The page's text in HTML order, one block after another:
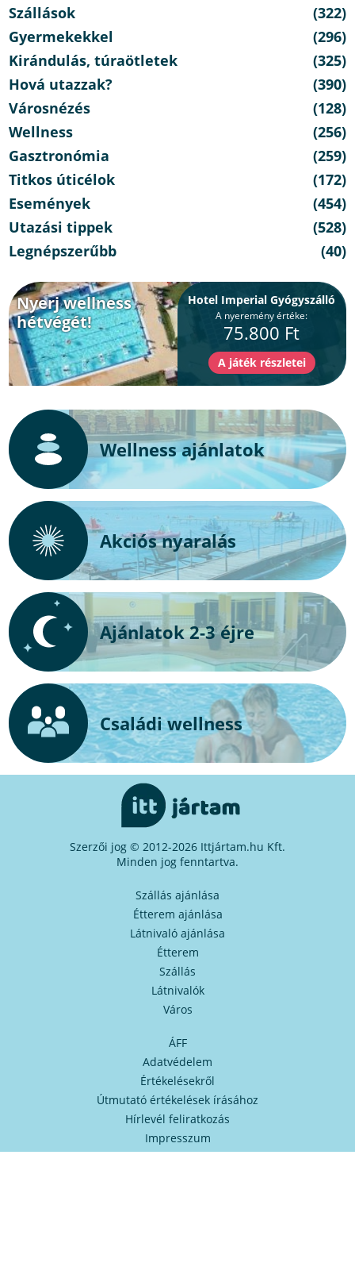
Szállások
(322)
Gyermekekkel
(296)
Kirándulás, túraötletek
(325)
Hová utazzak?
(390)
Városnézés
(128)
Wellness
(256)
Gasztronómia
(259)
Titkos úticélok
(172)
Események
(454)
Utazási tippek
(528)
Legnépszerűbb
(40)
Nyerj wellness
hétvégét!
Hotel Imperial Gyógyszálló
A nyeremény értéke:
75.800 Ft
Wellness ajánlatok
Akciós nyaralás
Ajánlatok 2-3 éjre
Családi wellness
Szerzői jog © 2012-2026 Ittjártam.hu Kft.
Minden jog fenntartva.
Szállás ajánlása
Étterem ajánlása
Látnivaló ajánlása
Étterem
Szállás
Látnivalók
Város
ÁFF
Adatvédelem
Értékelésekről
Útmutató értékelések írásához
Hírlevél feliratkozás
Impresszum